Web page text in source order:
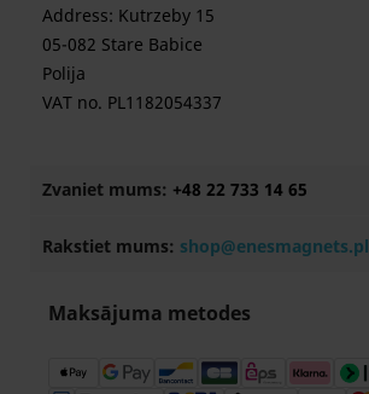
Address: Kutrzeby 15
05-082 Stare Babice
Polija
VAT no. PL1182054337
Zvaniet mums: +48 22 733 14 65
Rakstiet mums: shop@enesmagnets.pl
Maksājuma metodes